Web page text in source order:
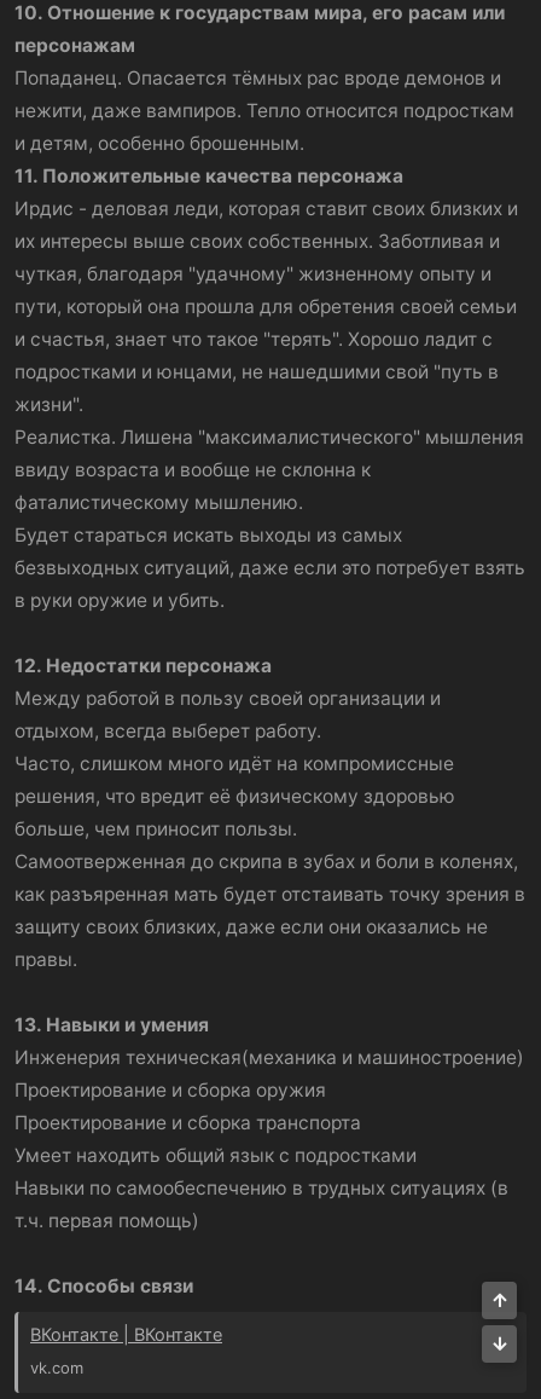
10. Отношение к государствам мира, его расам или
персонажам
Попаданец. Опасается тёмных рас вроде демонов и
нежити, даже вампиров. Тепло относится подросткам
и детям, особенно брошенным.
11. Положительные качества персонажа
Ирдис - деловая леди, которая ставит своих близких и
их интересы выше своих собственных. Заботливая и
чуткая, благодаря "удачному" жизненному опыту и
пути, который она прошла для обретения своей семьи
и счастья, знает что такое "терять". Хорошо ладит с
подростками и юнцами, не нашедшими свой "путь в
жизни".
Реалистка. Лишена "максималистического" мышления
ввиду возраста и вообще не склонна к
фаталистическому мышлению.
Будет стараться искать выходы из самых
безвыходных ситуаций, даже если это потребует взять
в руки оружие и убить.
12. Недостатки персонажа
Между работой в пользу своей организации и
отдыхом, всегда выберет работу.
Часто, слишком много идёт на компромиссные
решения, что вредит её физическому здоровью
больше, чем приносит пользы.
Самоотверженная до скрипа в зубах и боли в коленях,
как разъяренная мать будет отстаивать точку зрения в
защиту своих близких, даже если они оказались не
правы.
13. Навыки и умения
Инженерия техническая(механика и машиностроение)
Проектирование и сборка оружия
Проектирование и сборка транспорта
Умеет находить общий язык с подростками
Навыки по самообеспечению в трудных ситуациях (в
т.ч. первая помощь)
14. Способы связи
ВКонтакте | ВКонтакте
vk.com